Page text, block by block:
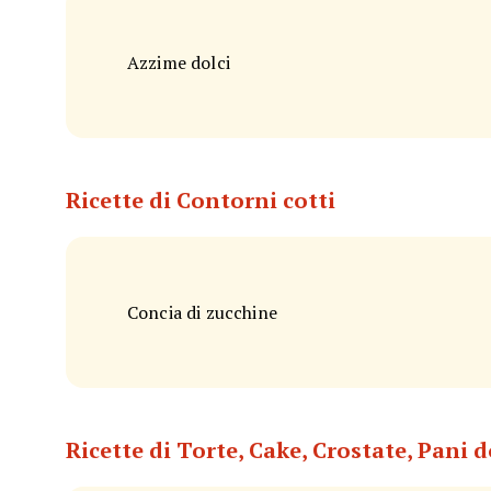
Azzime dolci
Ricette di Contorni cotti
Concia di zucchine
Ricette di Torte, Cake, Crostate, Pani